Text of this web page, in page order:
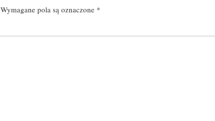
Wymagane pola są oznaczone *